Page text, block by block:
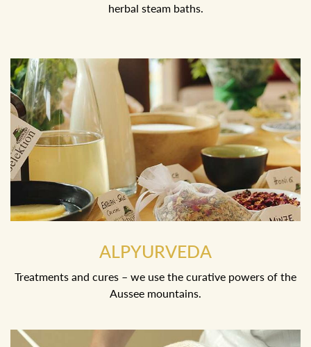
herbal steam baths.
ALPYURVEDA
Treatments and cures – we use the curative powers of the
Aussee mountains.